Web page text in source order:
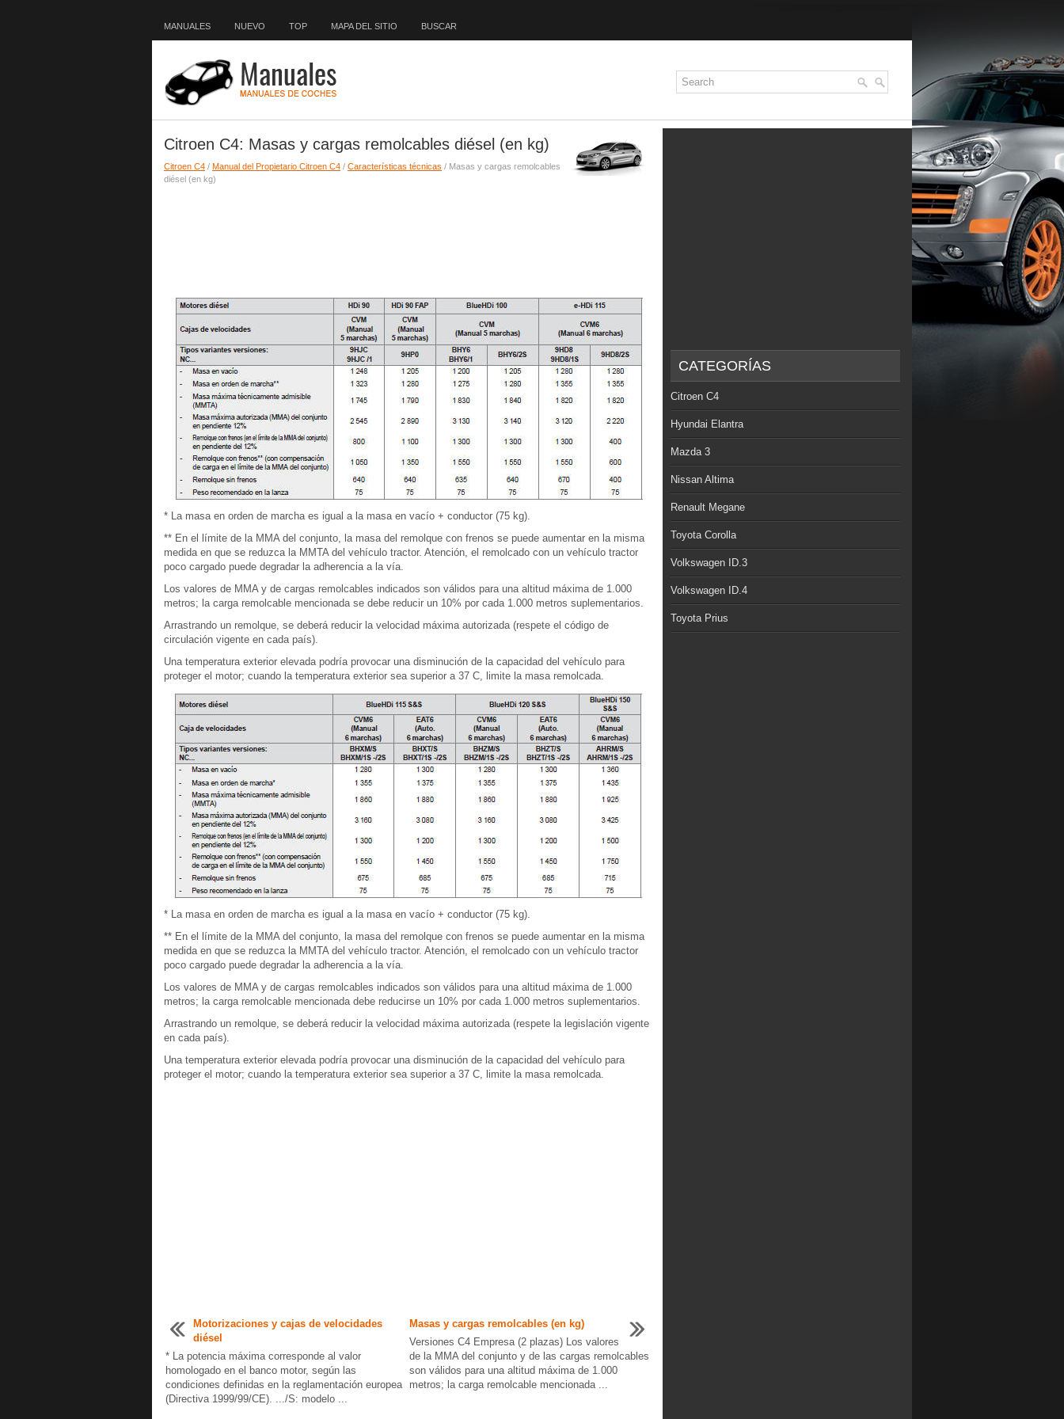
MANUALES NUEVO TOP MAPA DEL SITIO BUSCAR
Citroen C4: Masas y cargas remolcables diésel (en kg)
Citroen C4 / Manual del Propietario Citroen C4 / Características técnicas / Masas y cargas remolcables
diésel (en kg)
* La masa en orden de marcha es igual a la masa en vacío + conductor (75 kg).
** En el límite de la MMA del conjunto, la masa del remolque con frenos se puede aumentar en la misma
medida en que se reduzca la MMTA del vehículo tractor. Atención, el remolcado con un vehículo tractor
poco cargado puede degradar la adherencia a la vía.
Los valores de MMA y de cargas remolcables indicados son válidos para una altitud máxima de 1.000
metros; la carga remolcable mencionada se debe reducir un 10% por cada 1.000 metros suplementarios.
Arrastrando un remolque, se deberá reducir la velocidad máxima autorizada (respete el código de
circulación vigente en cada país).
Una temperatura exterior elevada podría provocar una disminución de la capacidad del vehículo para
proteger el motor; cuando la temperatura exterior sea superior a 37 C, limite la masa remolcada.
* La masa en orden de marcha es igual a la masa en vacío + conductor (75 kg).
** En el límite de la MMA del conjunto, la masa del remolque con frenos se puede aumentar en la misma
medida en que se reduzca la MMTA del vehículo tractor. Atención, el remolcado con un vehículo tractor
poco cargado puede degradar la adherencia a la vía.
Los valores de MMA y de cargas remolcables indicados son válidos para una altitud máxima de 1.000
metros; la carga remolcable mencionada debe reducirse un 10% por cada 1.000 metros suplementarios.
Arrastrando un remolque, se deberá reducir la velocidad máxima autorizada (respete la legislación vigente
en cada país).
Una temperatura exterior elevada podría provocar una disminución de la capacidad del vehículo para
proteger el motor; cuando la temperatura exterior sea superior a 37 C, limite la masa remolcada.
Motorizaciones y cajas de velocidades
diésel
* La potencia máxima corresponde al valor
homologado en el banco motor, según las
condiciones definidas en la reglamentación europea
(Directiva 1999/99/CE). .../S: modelo ...
Masas y cargas remolcables (en kg)
Versiones C4 Empresa (2 plazas) Los valores
de la MMA del conjunto y de las cargas remolcables
son válidos para una altitud máxima de 1.000
metros; la carga remolcable mencionada ...
CATEGORÍAS
Citroen C4
Hyundai Elantra
Mazda 3
Nissan Altima
Renault Megane
Toyota Corolla
Volkswagen ID.3
Volkswagen ID.4
Toyota Prius